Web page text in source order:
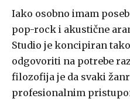
Iako osobno imam
pop-rock i akustične
Studio je koncipiran
odgovoriti na potrebe
filozofija je da svaki
profesionalnim